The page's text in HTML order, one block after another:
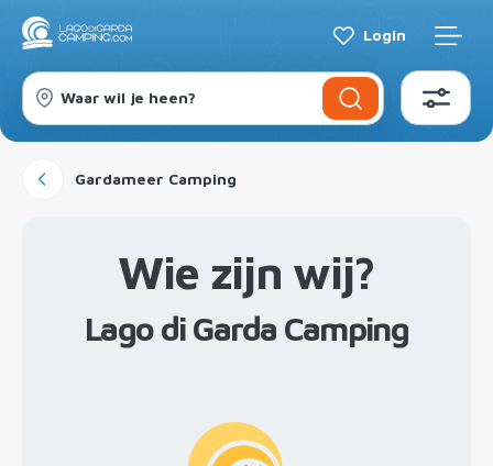
Login
Waar wil je heen?
Gardameer Camping
Wie zijn wij?
Lago di Garda Camping